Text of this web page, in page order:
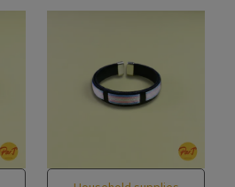
copy-copy-copy-copy-